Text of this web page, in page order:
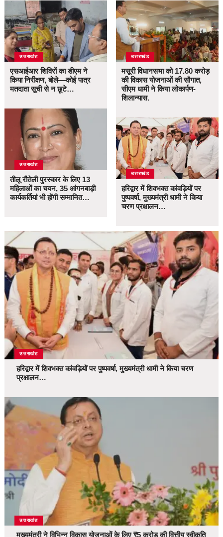
उत्तराखंड
एसआईआर शिविरों का डीएम ने
किया निरीक्षण, बोले—कोई पात्र
मतदाता सूची से न छूटे…
उत्तराखंड
तीलू रौतेली पुरस्कार के लिए 13
महिलाओं का चयन, 35 आंगनबाड़ी
कार्यकर्तियां भी होंगी सम्मानित…
उत्तराखंड
मसूरी विधानसभा को 17.80 करोड़
की विकास योजनाओं की सौगात,
सीएम धामी ने किया लोकार्पण-
शिलान्यास.
उत्तराखंड
हरिद्वार में शिवभक्त कांवड़ियों पर
पुष्पवर्षा, मुख्यमंत्री धामी ने किया
चरण प्रक्षालन…
उत्तराखंड
हरिद्वार में शिवभक्त कांवड़ियों पर पुष्पवर्षा, मुख्यमंत्री धामी ने किया चरण
प्रक्षालन…
उत्तराखंड
मुख्यमंत्री ने विभिन्न विकास योजनाओं के लिए ₹5 करोड़ की वित्तीय स्वीकृति